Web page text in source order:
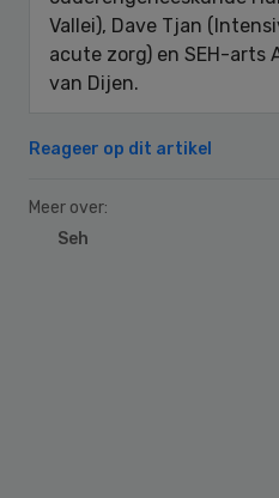
Vallei), Dave Tjan
acute zorg) en SEH-arts
van Dijen.
Reageer op dit artikel
Meer over:
Seh